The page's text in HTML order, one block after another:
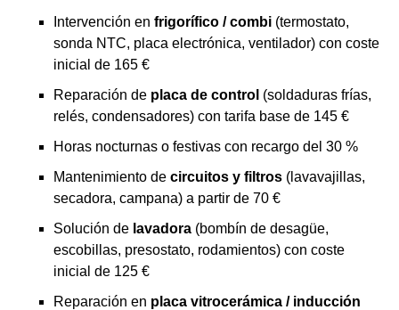
Intervención en frigorífico / combi (termostato,
sonda NTC, placa electrónica, ventilador) con coste
inicial de 165 €
Reparación de placa de control (soldaduras frías,
relés, condensadores) con tarifa base de 145 €
Horas nocturnas o festivas con recargo del 30 %
Mantenimiento de circuitos y filtros (lavavajillas,
secadora, campana) a partir de 70 €
Solución de lavadora (bombín de desagüe,
escobillas, presostato, rodamientos) con coste
inicial de 125 €
Reparación en placa vitrocerámica / inducción